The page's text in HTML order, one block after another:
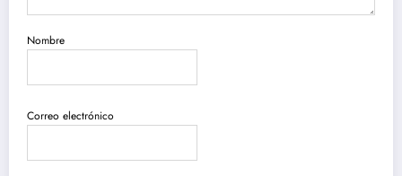
Nombre
Correo electrónico